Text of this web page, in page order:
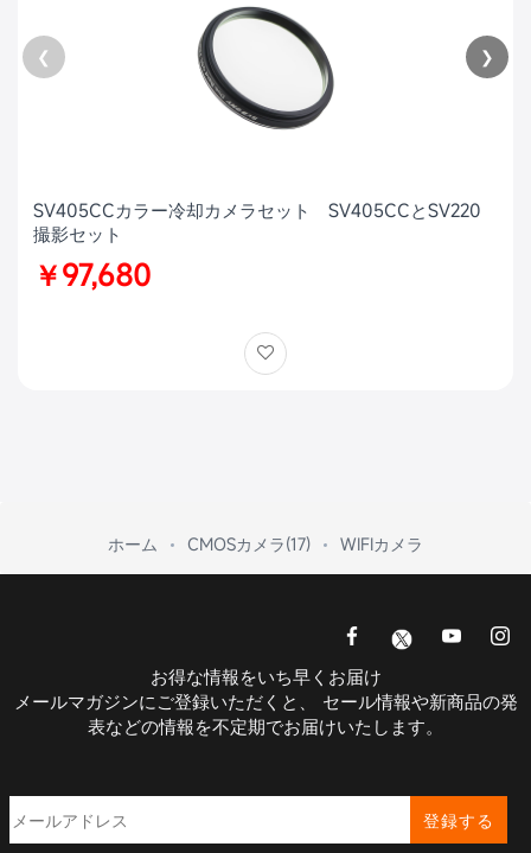
❮
SV405CCカラー冷却カメラセット SV405CCとSV220
撮影セット
￥97,680
❯
ホーム CMOSカメラ(17) WIFIカメラ
お得な情報をいち早くお届け
メールマガジンにご登録いただくと、 セール情報や新商品の発
表などの情報を不定期でお届けいたします。
登録する